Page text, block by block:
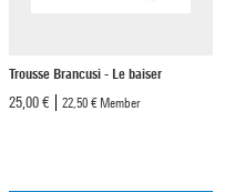
Trousse Brancusi - Le baiser
25,00 €
22,50 € Member